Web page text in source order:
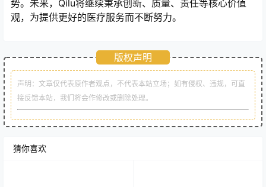
势。未来，Qilu将继续秉承创新、质量、责任等核心价值
观，为提供更好的医疗服务而不断努力。
版权声明
声明：文章仅代表原作者观点，不代表本站立场；如有侵权、违规，可直
接反馈本站，我们将会作修改或删除处理。
猜你喜欢